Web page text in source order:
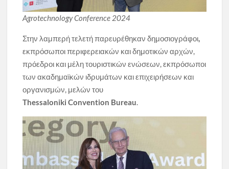
AgrotechnologyConference 2024
Στην λαμπερή τελετή παρευρέθηκαν δημοσιογράφοι,
εκπρόσωποι περιφερειακών και δημοτικών αρχών,
πρόεδροι και μέλη τουριστικών ενώσεων, εκπρόσωποι
των ακαδημαϊκών ιδρυμάτων και επιχειρήσεων και
οργανισμών, μελών του
Thessaloniki Convention Bureau.